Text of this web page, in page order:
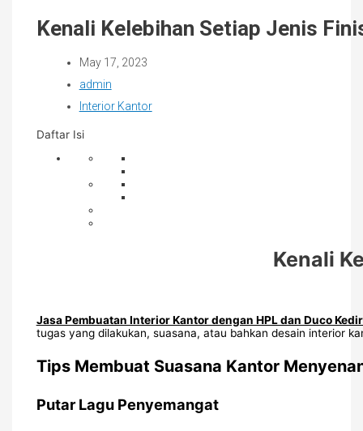
Kenali Kelebihan Setiap Jenis
May 17, 2023
admin
Interior Kantor
Daftar Isi
Kenali
Jasa Pembuatan Interior Kantor dengan HPL dan Duco
tugas yang dilakukan, suasana, atau bahkan desain interior
Tips Membuat Suasana Kantor
Putar Lagu Penyemangat